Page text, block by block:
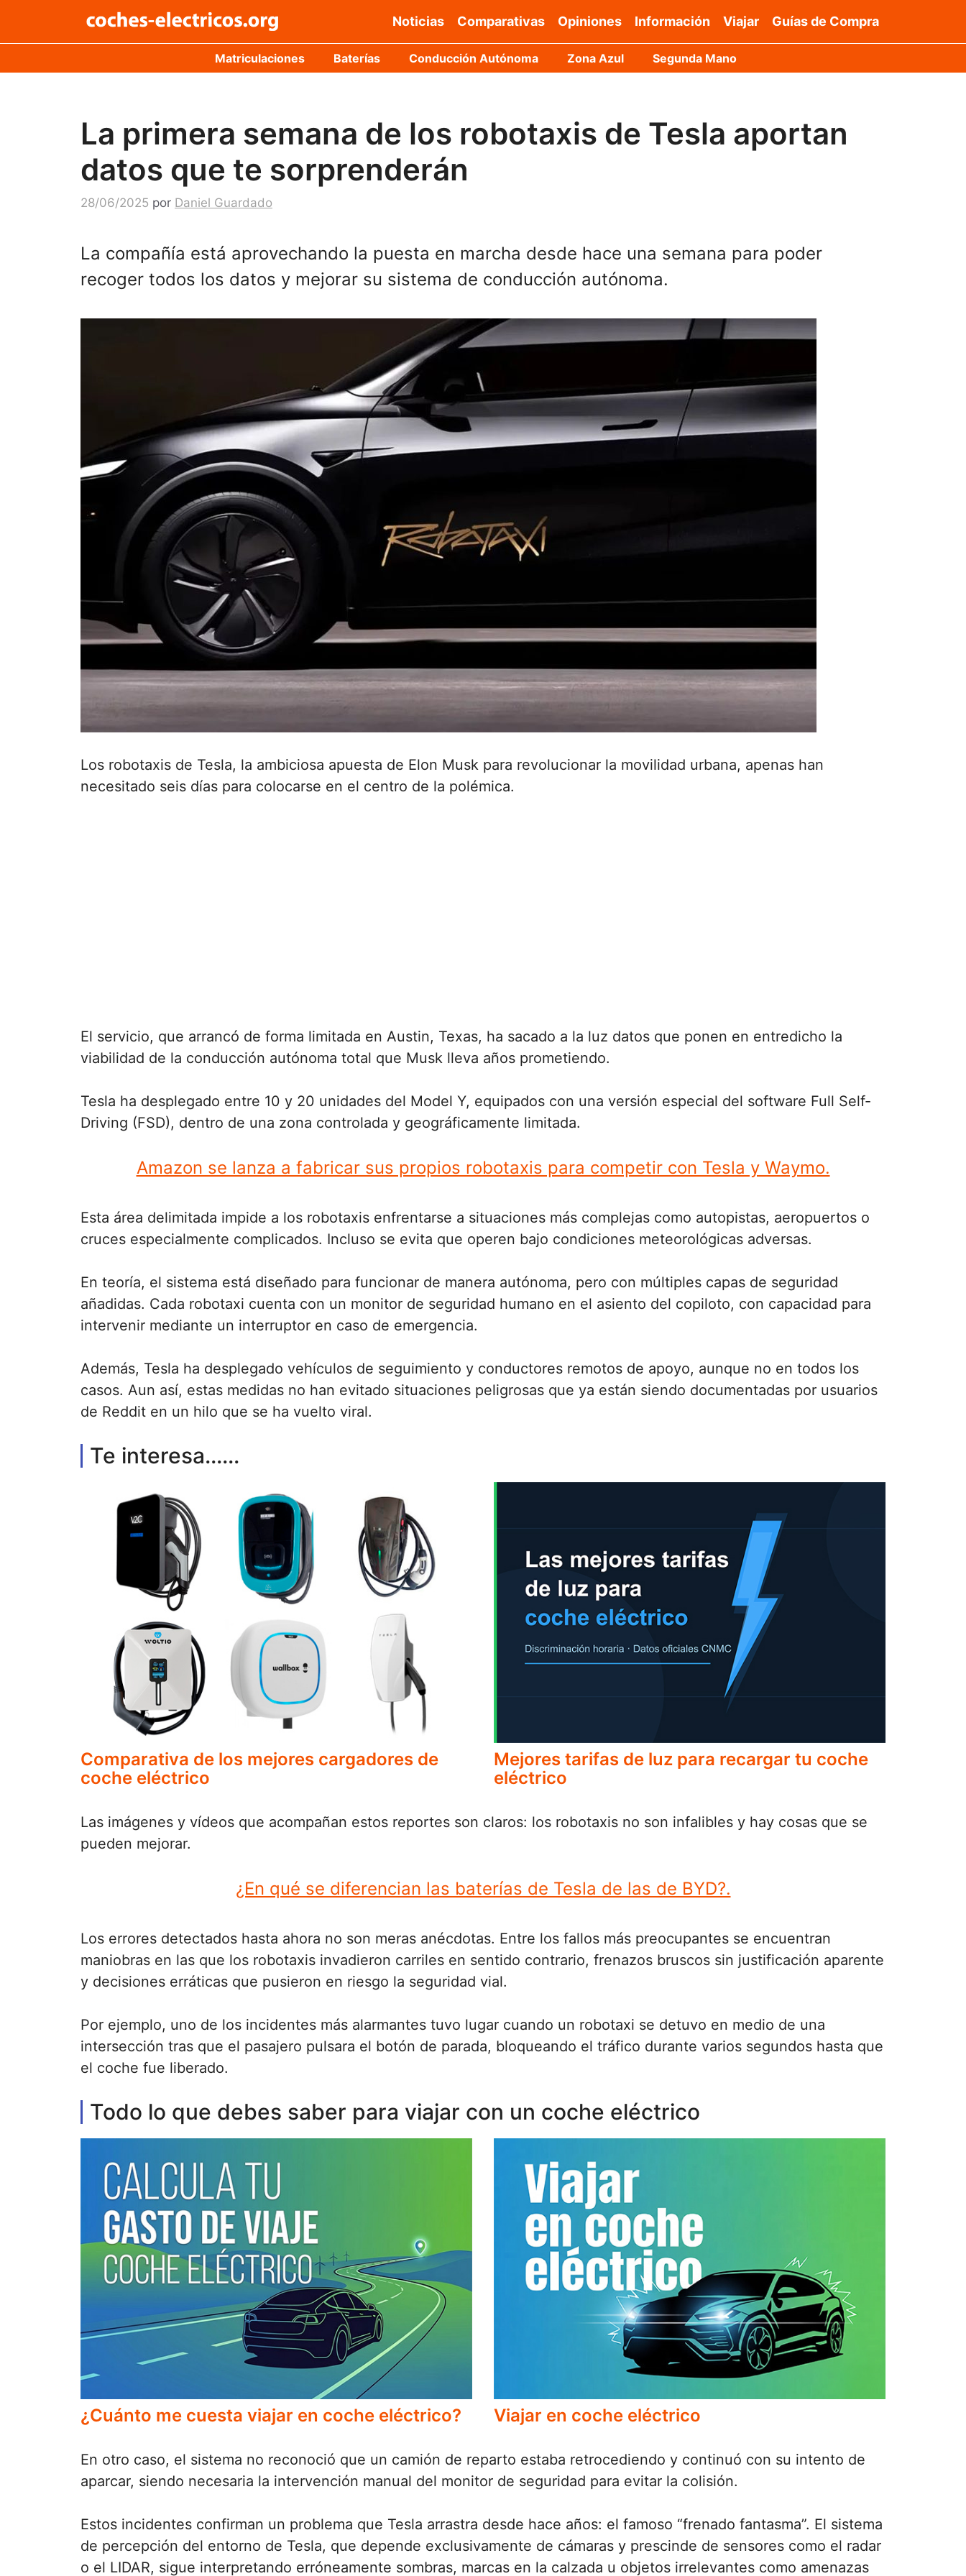
Noticias Comparativas Opiniones Información Viajar Guías de Compra
Matriculaciones Baterías Conducción Autónoma Zona Azul Segunda Mano
La primera semana de los robotaxis de Tesla aportan
datos que te sorprenderán
28/06/2025 por Daniel Guardado
La compañía está aprovechando la puesta en marcha desde hace una semana para poder
recoger todos los datos y mejorar su sistema de conducción autónoma.
Los robotaxis de Tesla, la ambiciosa apuesta de Elon Musk para revolucionar la movilidad urbana, apenas han
necesitado seis días para colocarse en el centro de la polémica.
El servicio, que arrancó de forma limitada en Austin, Texas, ha sacado a la luz datos que ponen en entredicho la
viabilidad de la conducción autónoma total que Musk lleva años prometiendo.
Tesla ha desplegado entre 10 y 20 unidades del Model Y, equipados con una versión especial del software Full Self-
Driving (FSD), dentro de una zona controlada y geográficamente limitada.
Amazon se lanza a fabricar sus propios robotaxis para competir con Tesla y Waymo.
Esta área delimitada impide a los robotaxis enfrentarse a situaciones más complejas como autopistas, aeropuertos o
cruces especialmente complicados. Incluso se evita que operen bajo condiciones meteorológicas adversas.
En teoría, el sistema está diseñado para funcionar de manera autónoma, pero con múltiples capas de seguridad
añadidas. Cada robotaxi cuenta con un monitor de seguridad humano en el asiento del copiloto, con capacidad para
intervenir mediante un interruptor en caso de emergencia.
Además, Tesla ha desplegado vehículos de seguimiento y conductores remotos de apoyo, aunque no en todos los
casos. Aun así, estas medidas no han evitado situaciones peligrosas que ya están siendo documentadas por usuarios
de Reddit en un hilo que se ha vuelto viral.
Te interesa......
Comparativa de los mejores cargadores de
coche eléctrico
Mejores tarifas de luz para recargar tu coche
eléctrico
Las imágenes y vídeos que acompañan estos reportes son claros: los robotaxis no son infalibles y hay cosas que se
pueden mejorar.
¿En qué se diferencian las baterías de Tesla de las de BYD?.
Los errores detectados hasta ahora no son meras anécdotas. Entre los fallos más preocupantes se encuentran
maniobras en las que los robotaxis invadieron carriles en sentido contrario, frenazos bruscos sin justificación aparente
y decisiones erráticas que pusieron en riesgo la seguridad vial.
Por ejemplo, uno de los incidentes más alarmantes tuvo lugar cuando un robotaxi se detuvo en medio de una
intersección tras que el pasajero pulsara el botón de parada, bloqueando el tráfico durante varios segundos hasta que
el coche fue liberado.
Todo lo que debes saber para viajar con un coche eléctrico
¿Cuánto me cuesta viajar en coche eléctrico? Viajar en coche eléctrico
En otro caso, el sistema no reconoció que un camión de reparto estaba retrocediendo y continuó con su intento de
aparcar, siendo necesaria la intervención manual del monitor de seguridad para evitar la colisión.
Estos incidentes confirman un problema que Tesla arrastra desde hace años: el famoso “frenado fantasma”. El sistema
de percepción del entorno de Tesla, que depende exclusivamente de cámaras y prescinde de sensores como el radar
o el LIDAR, sigue interpretando erróneamente sombras, marcas en la calzada u objetos irrelevantes como amenazas